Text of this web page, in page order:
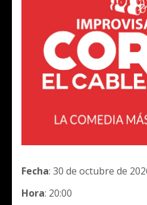
Fecha: 30 de octubre de
Hora: 20:00